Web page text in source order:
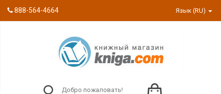
888-564-4664 Язык (RU)
Добро пожаловать!